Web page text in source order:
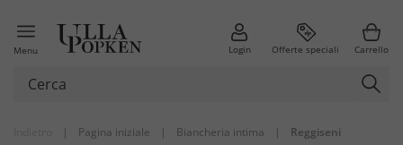
Menu Login Offerte speciali Carrello
| Pagina iniziale | Biancheria intima | Reggiseni